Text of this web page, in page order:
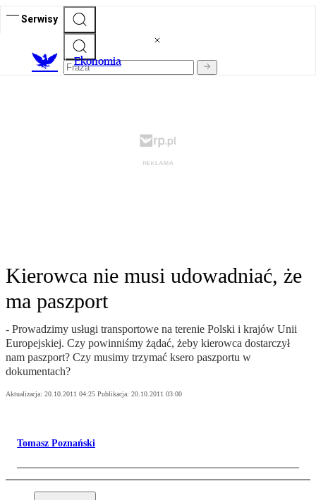
Serwisy
Ekonomia
Kierowca nie musi udowadniać, że
ma paszport
- Prowadzimy usługi transportowe na terenie Polski i krajów Unii
Europejskiej. Czy powinniśmy żądać, żeby kierowca dostarczył
nam paszport? Czy musimy trzymać ksero paszportu w
dokumentach?
Aktualizacja: 20.10.2011 04:25 Publikacja: 20.10.2011 03:00
Tomasz Poznański